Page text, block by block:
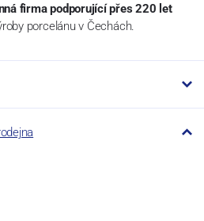
firma podporující přes 220 let
porcelánu v Čechách.